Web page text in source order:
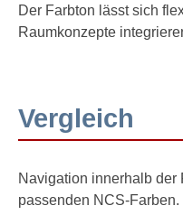
Der Farbton lässt sich
Raumkonzepte
Vergleich
Navigation innerhalb der
passenden NCS-Farben.